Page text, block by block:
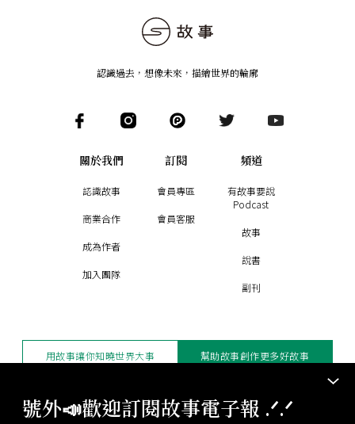
號外📣歡迎訂閱故事電子報 .ᐟ‪‪.ᐟ
認識過去，想像未來 ， 描繪世界的輪廓
關於我們
認識故事
商業合作
成為作者
加入團隊
訂閱
會員專區
會員客服
頻道
有故事要說
Podcast
故事
說書
副刊
用故事讓你知曉世界大事 幫助故事創作更多好故事